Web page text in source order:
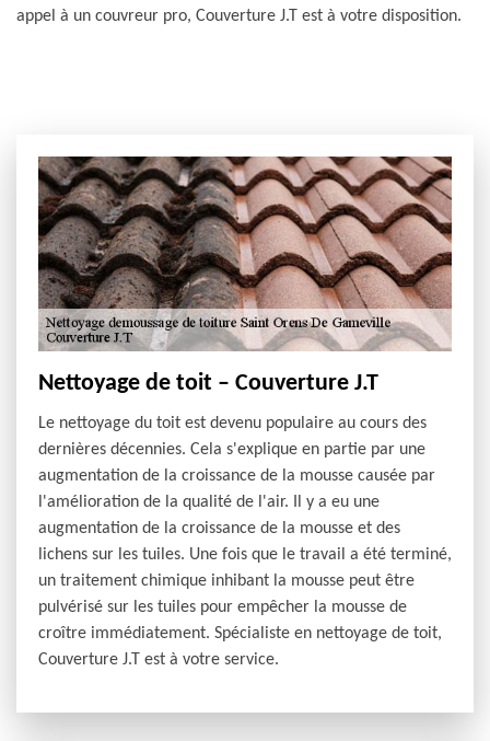
appel à un couvreur pro, Couverture J.T est à votre disposition.
Nettoyage de toit – Couverture J.T
Le nettoyage du toit est devenu populaire au cours des
dernières décennies. Cela s'explique en partie par une
augmentation de la croissance de la mousse causée par
l'amélioration de la qualité de l'air. Il y a eu une
augmentation de la croissance de la mousse et des
lichens sur les tuiles. Une fois que le travail a été terminé,
un traitement chimique inhibant la mousse peut être
pulvérisé sur les tuiles pour empêcher la mousse de
croître immédiatement. Spécialiste en nettoyage de toit,
Couverture J.T est à votre service.